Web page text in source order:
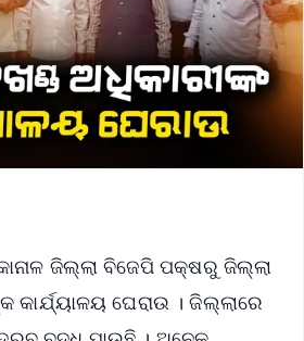
ଜିଲ୍ଲା ବିଜେପି ପକ୍ଷରୁ ଜିଲ୍ଲା
ଘେରାଉ । ଜିଲ୍ଲାରେ